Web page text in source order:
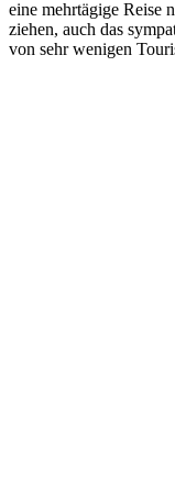
eine mehrtägige Reise
ziehen, auch das
von sehr wenigen